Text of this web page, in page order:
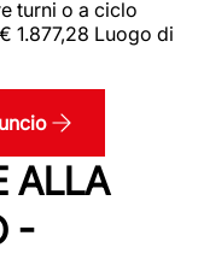
turni o a ciclo
1.877,28 Luogo di
ALLA
-